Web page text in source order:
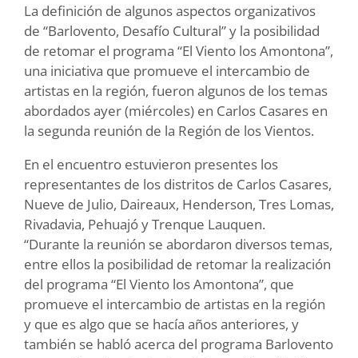
La definición de algunos aspectos organizativos
de “Barlovento, Desafío Cultural” y la posibilidad
de retomar el programa “El Viento los Amontona”,
una iniciativa que promueve el intercambio de
artistas en la región, fueron algunos de los temas
abordados ayer (miércoles) en Carlos Casares en
la segunda reunión de la Región de los Vientos.
En el encuentro estuvieron presentes los
representantes de los distritos de Carlos Casares,
Nueve de Julio, Daireaux, Henderson, Tres Lomas,
Rivadavia, Pehuajó y Trenque Lauquen.
“Durante la reunión se abordaron diversos temas,
entre ellos la posibilidad de retomar la realización
del programa “El Viento los Amontona”, que
promueve el intercambio de artistas en la región
y que es algo que se hacía años anteriores, y
también se habló acerca del programa Barlovento